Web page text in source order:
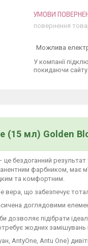
повернення
У компанії
покидаючи сайту.
(15 мл) Golden
це бездоганний результат
фарбником, має
та комфортним.
вера, що забезпечує
доглядовими
дозволяє підібрати
жодних замішувань і
AntyOne, Antu One)